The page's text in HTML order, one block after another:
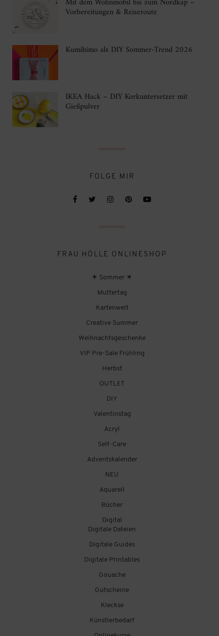
Vorbereitungen & Reiseroute
Kumihimo als DIY Sommer-Trend 2026
IKEA Hack – DIY Korkuntersetzer mit
Gießpulver
FOLGE MIR
FRAU HÖLLE ONLINESHOP
☀ Sommer ☀
Muttertag
Kartenwelt
Creative Summer
Weihnachtsgeschenke
VIP Pre-Sale Frühling
Herbst
OUTLET
DIY
Valentinstag
Acryl
Self-Care
Adventskalender
NEU
Aquarell
Bücher
Digital
Digitale Dateien
Digitale Guides
Digitale Printables
Gouache
Gutscheine
Kleckse
Künstlerbedarf